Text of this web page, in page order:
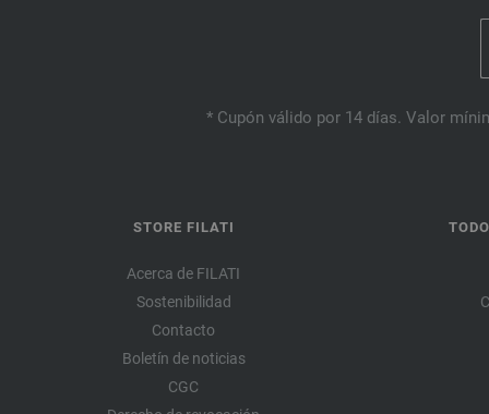
* Cupón válido por 14 días. Valor
STORE FILATI
Acerca de FILATI
Sostenibilidad
Contacto
Boletín de noticias
CGC